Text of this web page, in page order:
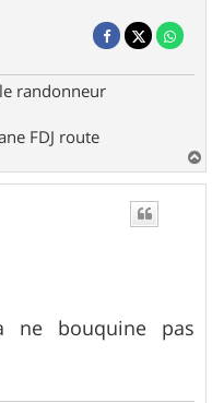
randonneur
FDJ route
a
u
bouquine pas